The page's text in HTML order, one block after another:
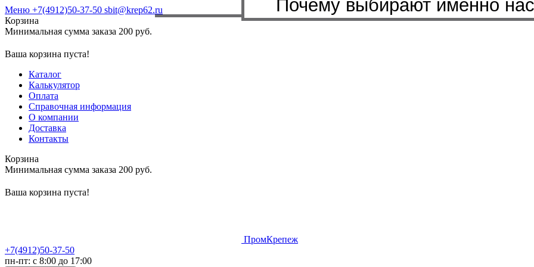
Меню +7(4912)50-37-50 sbit@krep62.ru
Корзина
Минимальная сумма заказа 200 руб.
Ваша корзина пуста!
Каталог
Калькулятор
Оплата
Справочная информация
О компании
Доставка
Контакты
Корзина
Минимальная сумма заказа 200 руб.
Ваша корзина пуста!
ПромКрепеж
+7(4912)50-37-50
пн-пт: с 8:00 до 17:00
Почему выбирают именно